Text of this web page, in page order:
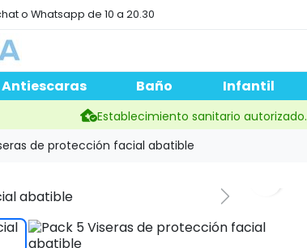
o Whatsapp de 10 a 20.30
Antiescaras Baño Infantil
Establecimiento sanitario autorizado.
de protección facial abatible